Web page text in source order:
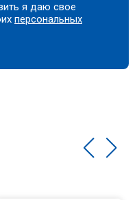
я даю свое
персональных